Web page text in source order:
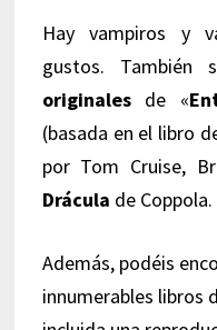
Hay vampiros y
gustos. También
originalesde «
(basada en el libro
por Tom Cruise,
Drácula de Coppola.
Además, podéis
innumerables libros